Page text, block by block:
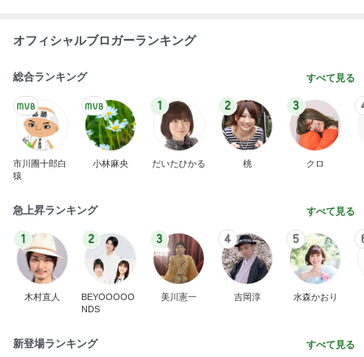
オフィシャルブロガーランキング
総合ランキング すべて見る
市川團十郎白
猿
小林麻央
1
だいたひかる
2
桃
3
クロ
急上昇ランキング すべて見る
1
木村直人
2
BEYOOOOO
NDS
3
美川憲一
4
吉岡淳
5
水森かおり
新登場ランキング すべて見る